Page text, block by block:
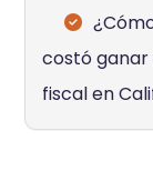
costó ganar
fiscal en